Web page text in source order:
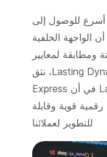
أسرع للوصول إلى
الواجهة الخلفية
ومطابقة لمعايير
الصناعة. لهذا السبب في Lasting Dynamics، نثق
في شركة Lasting Dynamics في أن Express
قوية وقابلة
للتطوير لعملائنا